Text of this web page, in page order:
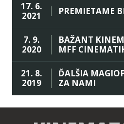
17. 6.
2021
PREMIETAME
7. 9.
2020
BAŽANT
MFF
21. 8.
2019
ĎALŠIA
ZA NAMI